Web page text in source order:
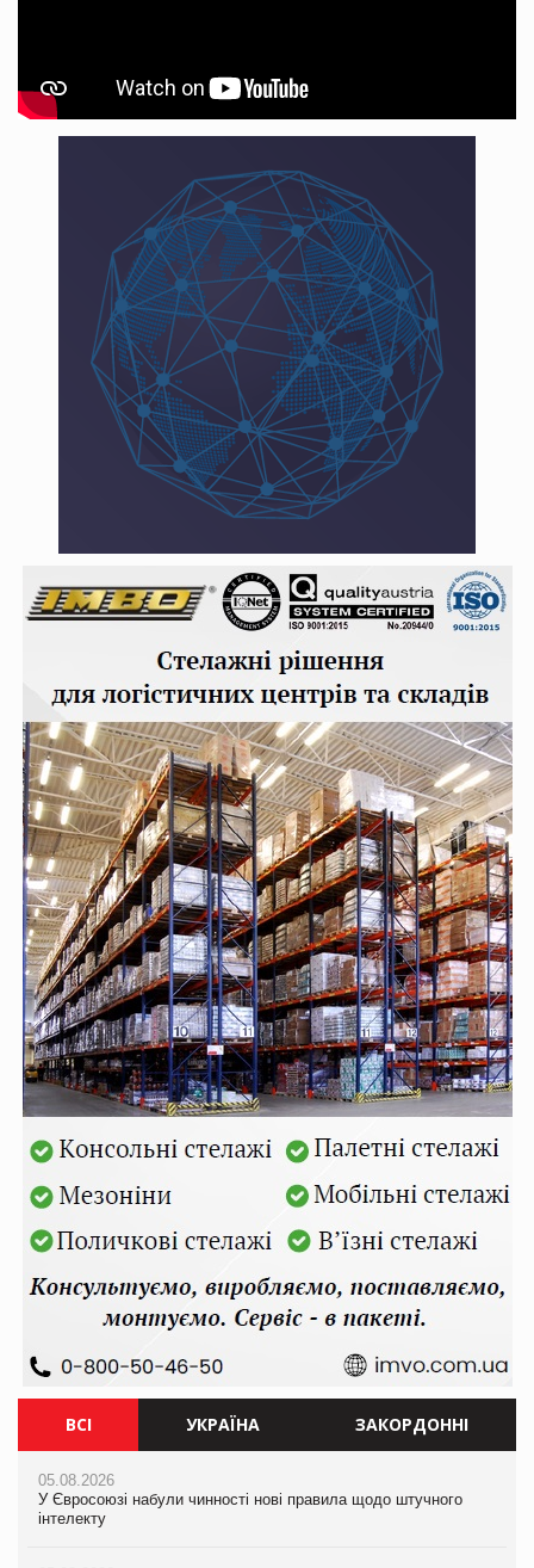
ВСІ УКРАЇНА ЗАКОРДОННІ
05.08.2026
У Євросоюзі набули чинності нові правила щодо штучного
інтелекту
05.08.2026
Мережа супермаркетів VARUS купує мережу магазинів
формату convenience store КОЛО: об’єднана компанія
05.08.2026
У Євросоюзі набули чинності нові правила щодо штучного
інтелекту